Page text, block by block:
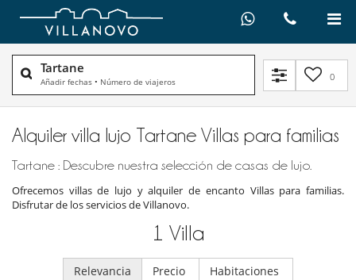
Tartane
Añadir fechas • Número de viajeros 0
Alquiler villa lujo Tartane Villas para familias
Tartane : Descubre nuestra selección de casas de lujo.
Ofrecemos villas de lujo y alquiler de encanto Villas para familias.
Disfrutar de los servicios de Villanovo.
1 Villa
Relevancia Precio Habitaciones